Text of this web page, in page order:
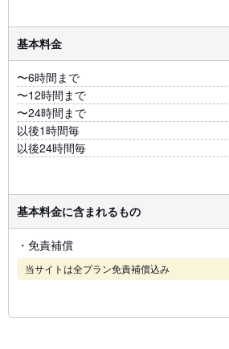
基本料金
〜6時間まで
〜12時間まで
〜24時間まで
以後1時間毎
以後24時間毎
基本料金に含まれるもの
・免責補償
当サイトは全プラン免責補償込み